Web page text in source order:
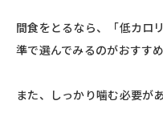
間食をとるなら、「低カロ
準で選んでみるのがおすすめ
また、しっかり噛む必要が